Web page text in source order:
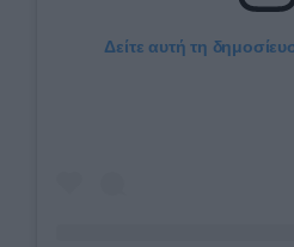
Δείτε αυτή τη